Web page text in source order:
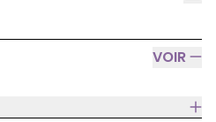
VOIR